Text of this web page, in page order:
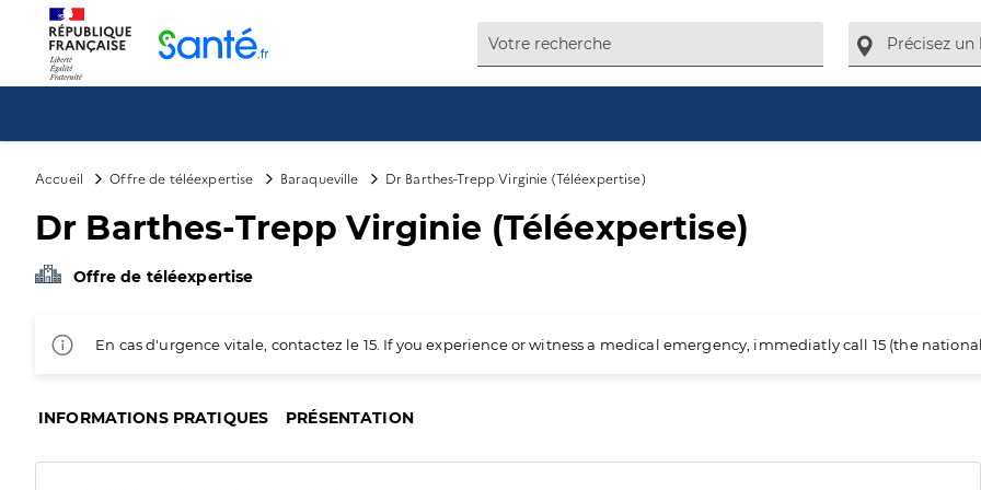
Accueil Offre de téléexpertise Baraqueville Dr Barthes-Trepp Virginie (Téléexpertise)
Dr Barthes-Trepp Virginie (Téléexpertise)
Offre de téléexpertise
En cas d'urgence vitale, contactez le 15. If you experience or witness a medical emergency, immediatly call 15 (the
INFORMATIONS PRATIQUES PRÉSENTATION
Panneau de gestion des cookies